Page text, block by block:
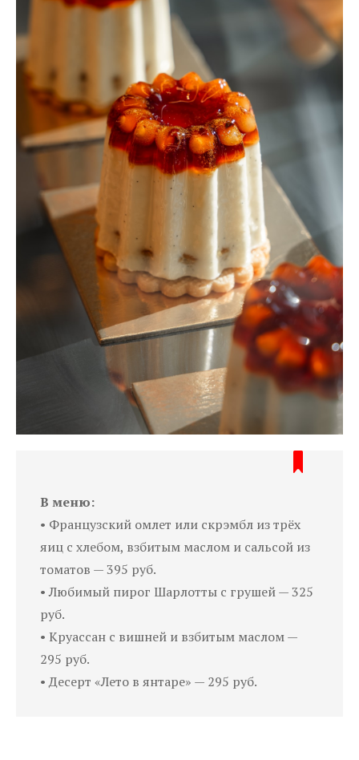
В меню:
• Французский омлет или скрэмбл из трёх
яиц с хлебом, взбитым маслом и сальсой из
томатов — 395 руб.
• Любимый пирог Шарлотты с грушей — 325
руб.
• Круассан с вишней и взбитым маслом —
295 руб.
• Десерт «Лето в янтаре» — 295 руб.